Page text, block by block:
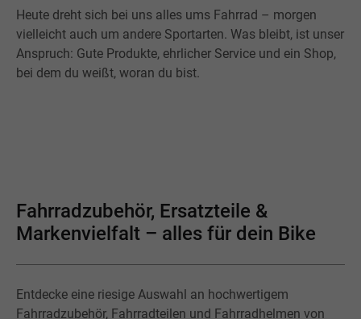
Heute dreht sich bei uns alles ums Fahrrad – morgen
vielleicht auch um andere Sportarten. Was bleibt, ist unser
Anspruch: Gute Produkte, ehrlicher Service und ein Shop,
bei dem du weißt, woran du bist.
Fahrradzubehör, Ersatzteile &
Markenvielfalt – alles für dein Bike
Entdecke eine riesige Auswahl an hochwertigem
Fahrradzubehör, Fahrradteilen und Fahrradhelmen von